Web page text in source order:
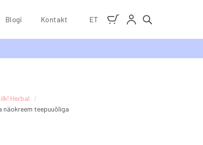
Blogi Kontakt ET
Herbal
/
näokreem teepuuõliga